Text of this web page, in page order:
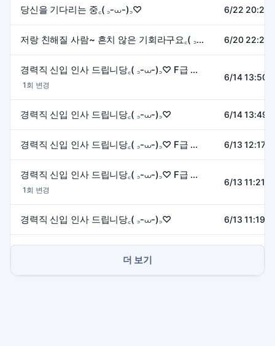
당신을 기다리는 중꜀( ꜆-⩊-)꜆♡ 6/22
저랑 친해질 사람~ 흔치 않은 기회라구요꜀( ꜆-⩊-)꜆♡ 6/20
경력직 신입 인사 드립니당꜀( ꜆-⩊-)꜆♡ F급 감성은 여기로
1회 변경
6/14
경력직 신입 인사 드립니당꜀( ꜆-⩊-)꜆♡ 6/14
경력직 신입 인사 드립니당꜀( ꜆-⩊-)꜆♡ F급 감성은 여기로 6/13
경력직 신입 인사 드립니당꜀( ꜆-⩊-)꜆♡ F급 감성은 여기로
1회 변경
6/13
경력직 신입 인사 드립니당꜀( ꜆-⩊-)꜆♡ 6/13
더 보기